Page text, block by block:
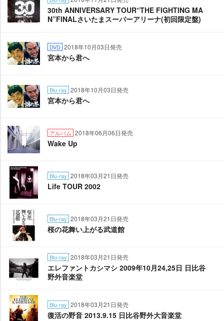
30th ANNIVERSARY TOUR“THE FIGHTING MA
N”FINALさいたまスーパーアリーナ(初回限定盤)
DVD 2018年10月03日発売
宮本から君へ
Blu-ray 2018年10月03日発売
宮本から君へ
アルバム 2018年06月06日発売
Wake Up
Blu-ray 2018年03月21日発売
Life TOUR 2002
Blu-ray 2018年03月21日発売
桜の花舞い上がる武道館
Blu-ray 2018年03月21日発売
エレファントカシマシ 2009年10月24,25日 日比谷
野外音楽堂
Blu-ray 2018年03月21日発売
復活の野音 2013.9.15 日比谷野外大音楽堂